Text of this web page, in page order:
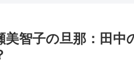
美智子の旦那：田中